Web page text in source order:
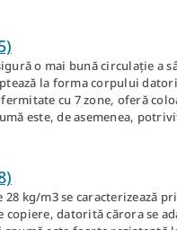
o mai bună circulație a
la forma corpului
cu 7 zone, oferă
este, de asemenea,
28 kg/m3 se caracterizează
datorită cărora se